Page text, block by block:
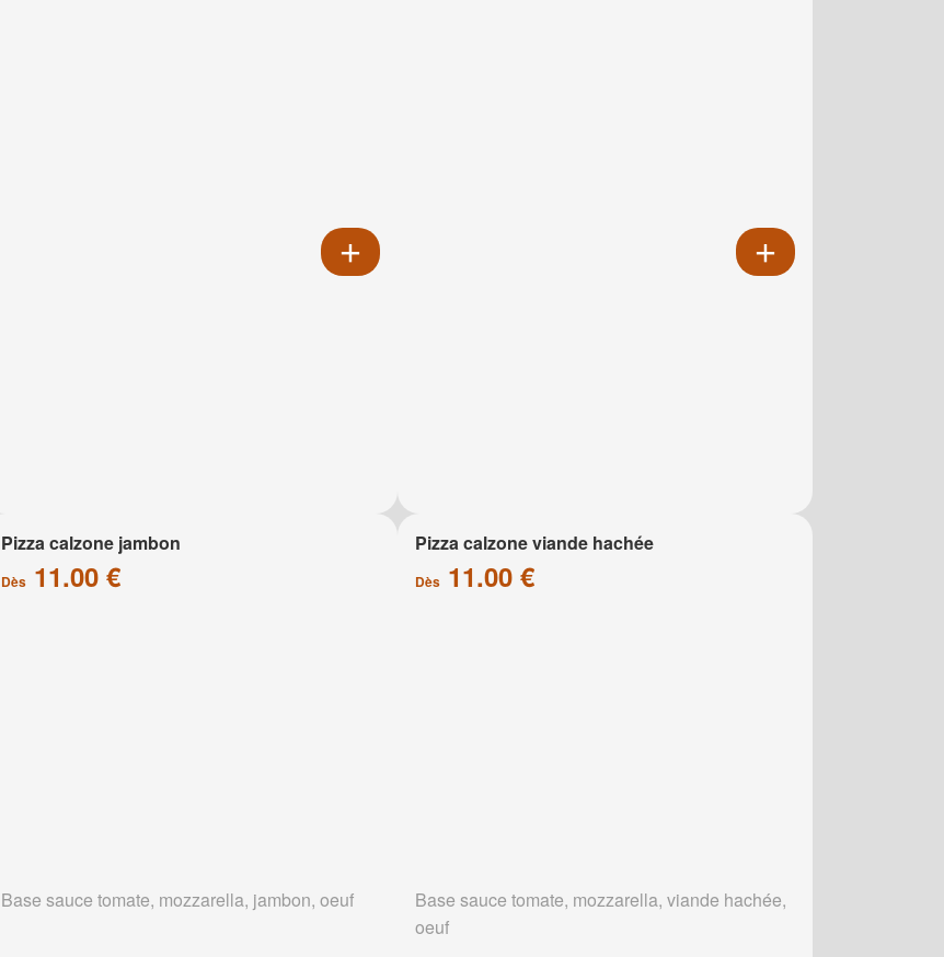
Pizza calzone jambon
Dès11.00 €
Base sauce tomate, mozzarella, jambon, oeuf
Pizza calzone viande hachée
Dès 11.00 €
Base sauce tomate, mozzarella, viande hachée,
oeuf